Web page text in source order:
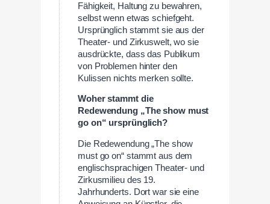
Fähigkeit, Haltung zu bewahren,
selbst wenn etwas schiefgeht.
Ursprünglich stammt sie aus der
Theater- und Zirkuswelt, wo sie
ausdrückte, dass das Publikum
von Problemen hinter den
Kulissen nichts merken sollte.
Woher stammt die
Redewendung „The show must
go on“ ursprünglich?
Die Redewendung „The show
must go on“ stammt aus dem
englischsprachigen Theater- und
Zirkusmilieu des 19.
Jahrhunderts. Dort war sie eine